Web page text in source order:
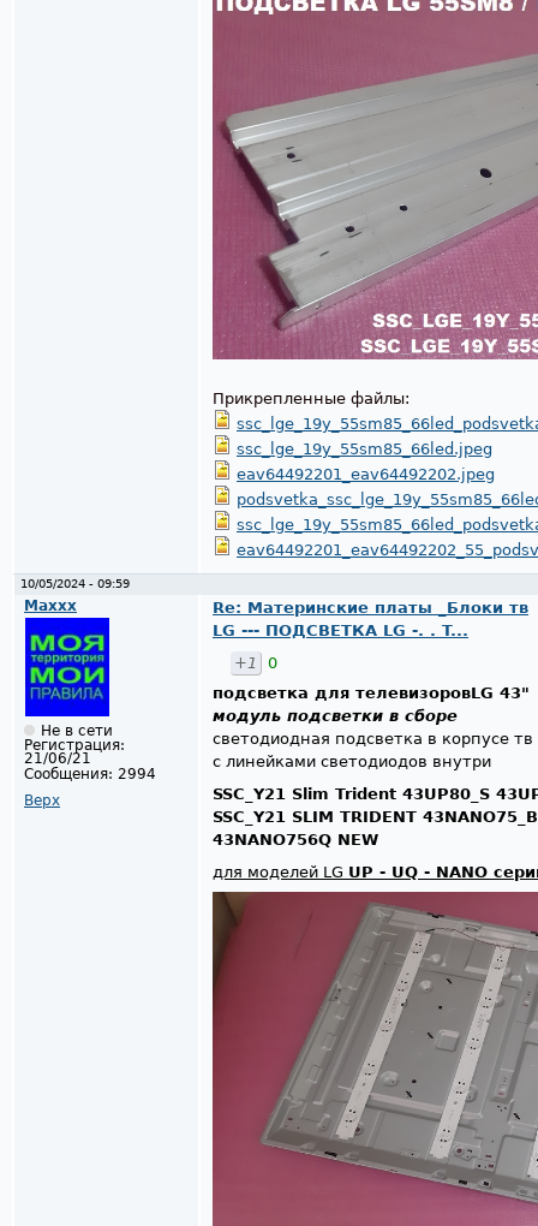
Прикрепленные файлы:
ssc_lge_19y_55sm85_66led.jpeg
eav64492201_eav64492202.jpeg
10/05/2024 - 09:59
Maxxx
Не в сети
Регистрация:
21/06/21
Сообщения: 2994
Верх
Re: Материнские платы _Блоки тв
LG --- ПОДСВЕТКА LG -. . T...
+1
0
подсветка для телевизоровLG 43"
модуль подсветки в сборе
светодиодная подсветка в корпусе тв
с линейками светодиодов внутри
SSC_Y21 Slim Trident 43UP80_S
SSC_Y21 SLIM TRIDENT
43NANO756Q NEW
для моделей LG UP - UQ - NANO